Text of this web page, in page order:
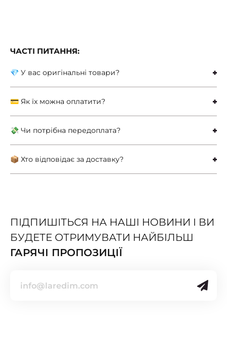
ЧАСТІ ПИТАННЯ:
💎 У вас оригінальні товари?
💳 Як їх можна оплатити?
💸 Чи потрібна передоплата?
📦 Хто відповідає за доставку?
ПІДПИШІТЬСЯ НА НАШІ НОВИНИ І ВИ
БУДЕТЕ ОТРИМУВАТИ НАЙБІЛЬШ
ГАРЯЧІ ПРОПОЗИЦІЇ